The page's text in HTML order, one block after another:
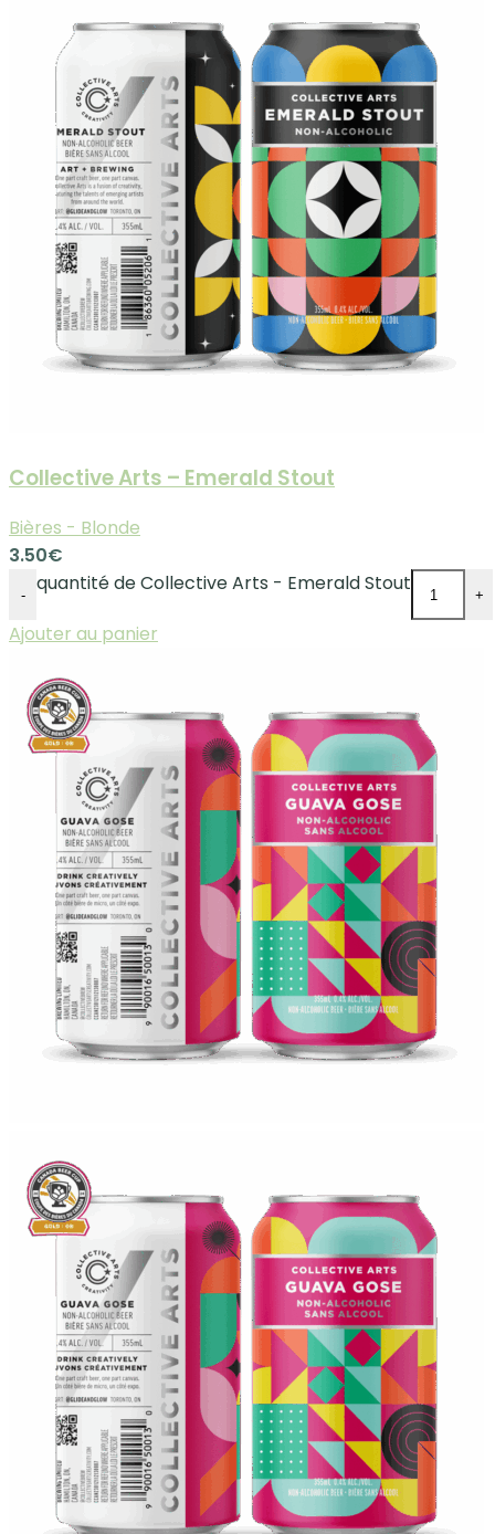
Collective Arts – Emerald Stout
Bières - Blonde
3.50€
- quantité de Collective Arts - Emerald Stout +
Ajouter au panier